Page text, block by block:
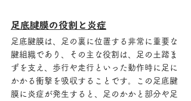
足底腱膜の役割と炎症
足底腱膜は、足の裏に位置する非常に重要な
腱組織であり、その主な役割は、足の土踏ま
ずを支え、歩行や走行といった動作時に足に
かかる衝撃を吸収することです。この足底腱
膜に炎症が発生すると、足のかかと部分や足